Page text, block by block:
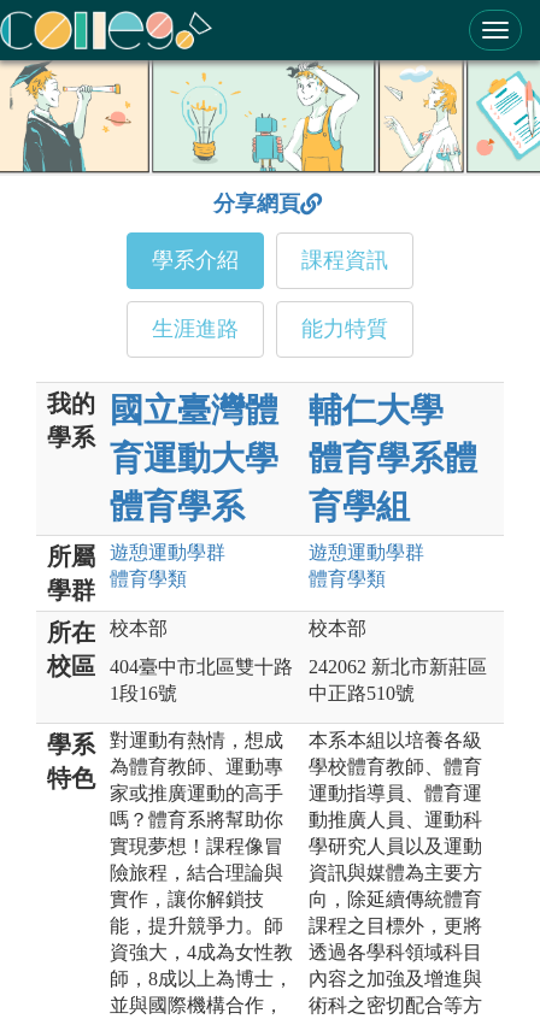
ColleGo! 大學選才與高中育才輔助系統
分享網頁
學系介紹 課程資訊
生涯進路 能力特質
我的
學系
國立臺灣體
育運動大學
體育學系
輔仁大學
體育學系體
育學組
所屬
學群
遊憩運動學群
體育學類
遊憩運動學群
體育學類
所在
校區
校本部
404臺中市北區雙十路
1段16號
校本部
242062 新北市新莊區
中正路510號
學系
特色
對運動有熱情，想成
為體育教師、運動專
家或推廣運動的高手
嗎？體育系將幫助你
實現夢想！課程像冒
險旅程，結合理論與
實作，讓你解鎖技
能，提升競爭力。師
資強大，4成為女性教
師，8成以上為博士，
並與國際機構合作，
本系本組以培養各級
學校體育教師、體育
運動指導員、體育運
動推廣人員、運動科
學研究人員以及運動
資訊與媒體為主要方
向，除延續傳統體育
課程之目標外，更將
透過各學科領域科目
內容之加強及增進與
術科之密切配合等方